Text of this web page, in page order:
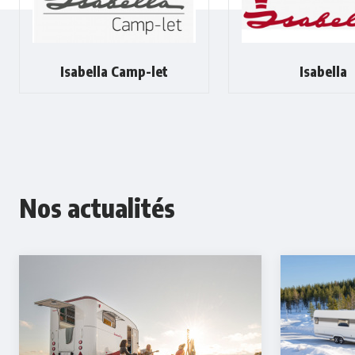
Isabella Camp-let Isabella
Nos actualités